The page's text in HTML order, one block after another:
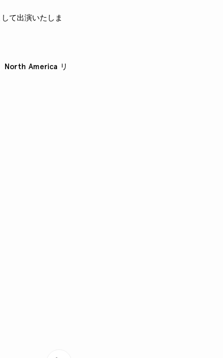
て出演いたしま
North America リ